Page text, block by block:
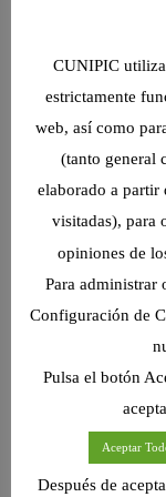
puedes
¿Por
húmeda
¿Comida
alimentos
aparecer
CUNIPIC
estrictamente
web, así como
(tanto general
elaborado a partir
visitadas), para
opiniones de
Para administrar
Configuración de
Pulsa el botón
Aceptar
Después de